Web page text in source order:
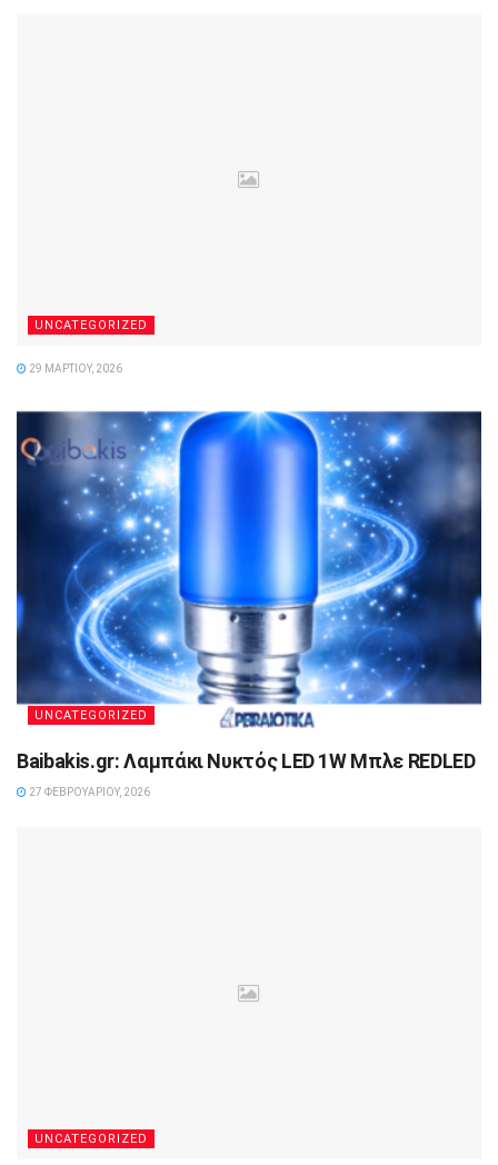
UNCATEGORIZED
29 ΜΑΡΤΊΟΥ, 2026
UNCATEGORIZED
Baibakis.gr: Λαμπάκι Νυκτός LED 1W Μπλε REDLED
27 ΦΕΒΡΟΥΑΡΊΟΥ, 2026
UNCATEGORIZED